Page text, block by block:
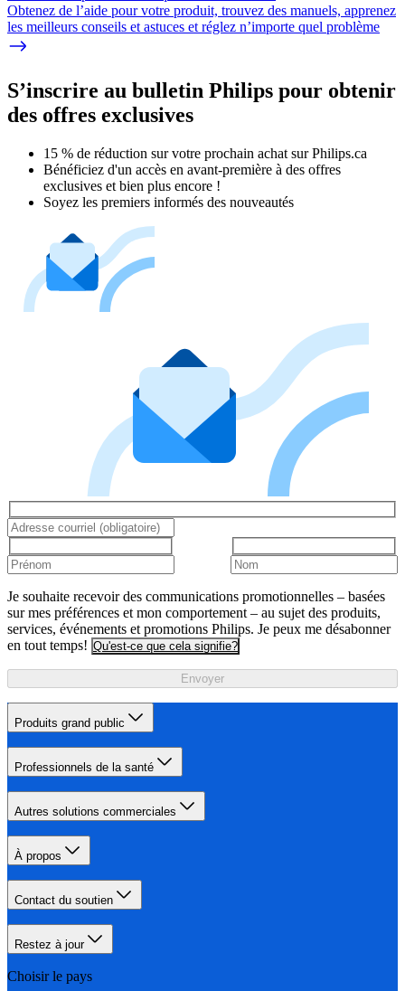
Obtenez de l’aide pour votre produit, trouvez des manuels, apprenez
les meilleurs conseils et astuces et réglez n’importe quel problème
S’inscrire au bulletin Philips pour obtenir
des offres exclusives
15 % de réduction sur votre prochain achat sur Philips.ca​
Bénéficiez d'un accès en avant-première à des offres
exclusives et bien plus encore !
Soyez les premiers informés des nouveautés
Je souhaite recevoir des communications promotionnelles – basées
sur mes préférences et mon comportement – au sujet des produits,
services, événements et promotions Philips. Je peux me désabonner
en tout temps! Qu'est-ce que cela signifie?
Envoyer
Produits grand public
Professionnels de la santé
Autres solutions commerciales
À propos
Contact du soutien
Restez à jour
Choisir le pays